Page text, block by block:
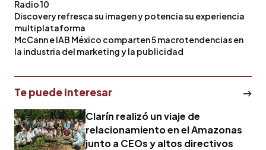
Radio 10
Discovery refresca su imagen y potencia su experiencia
multiplataforma
McCann e IAB México comparten 5 macrotendencias en
la industria del marketing y la publicidad
Te puede interesar
Clarín realizó un viaje de
relacionamiento en el Amazonas
junto a CEOs y altos directivos